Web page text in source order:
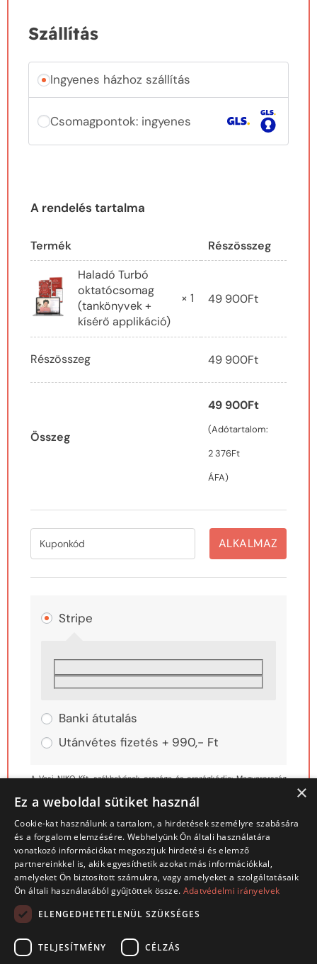
Szállítás
Ingyenes házhoz szállítás
Csomagpontok: ingyenes
A rendelés tartalma
Termék
Részösszeg
Haladó Turbó
oktatócsomag
(tankönyvek +
kísérő applikáció)
× 1 49 900Ft
Részösszeg 49 900Ft
Összeg
49 900Ft
(Adótartalom:
2 376Ft
ÁFA)
ALKALMAZ
Stripe
Banki átutalás
Utánvétes fizetés + 990,- Ft
A Vasi NIKO Kft. székhelyének országa és országkódja: Magyarország
Adószám: 11316282-2-18
Email: info@gyakorlatias-angol.hu
Céginfo
A személyes adatokat a rendelés feldolgozásához, a weboldalon
melyeket az
×
Ez a weboldal sütiket használ
Cookie-kat használunk a tartalom, a hirdetések személyre szabására
és a forgalom elemzésére. Webhelyünk Ön általi használatára
vonatkozó információkat megosztjuk hirdetési és elemző
partnereinkkel is, akik egyesíthetik azokat más információkkal,
amelyeket Ön biztosított számukra, vagy amelyeket a szolgáltatásaik
Ön általi használatából gyűjtöttek össze. Adatvédelmi irányelvek
ELENGEDHETETLENÜL SZÜKSÉGES
TELJESÍTMÉNY CÉLZÁS